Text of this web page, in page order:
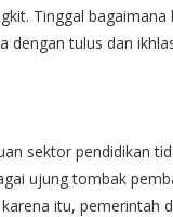
Tinggal
dengan tulus dan
sektor pendidikan
ujung tombak
itu, pemerintah